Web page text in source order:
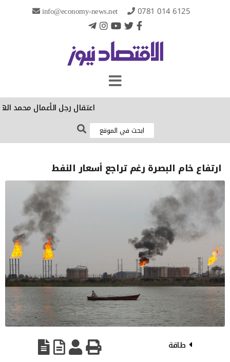
info@economy-news.net 0781 014 6125
‏اعتقال رجل الأعمال محمد
ارتفاع خام البصرة رغم تراجع أسعار النفط
طاقة